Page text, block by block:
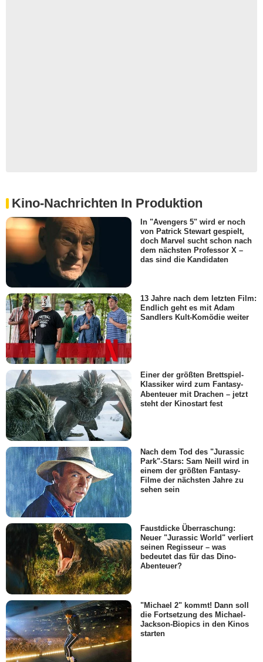
Kino-Nachrichten In Produktion
In "Avengers 5" wird er noch
von Patrick Stewart gespielt,
doch Marvel sucht schon nach
dem nächsten Professor X –
das sind die Kandidaten
13 Jahre nach dem letzten Film:
Endlich geht es mit Adam
Sandlers Kult-Komödie weiter
Einer der größten Brettspiel-
Klassiker wird zum Fantasy-
Abenteuer mit Drachen – jetzt
steht der Kinostart fest
Nach dem Tod des "Jurassic
Park"-Stars: Sam Neill wird in
einem der größten Fantasy-
Filme der nächsten Jahre zu
sehen sein
Faustdicke Überraschung:
Neuer "Jurassic World" verliert
seinen Regisseur – was
bedeutet das für das Dino-
Abenteuer?
"Michael 2" kommt! Dann soll
die Fortsetzung des Michael-
Jackson-Biopics in den Kinos
starten